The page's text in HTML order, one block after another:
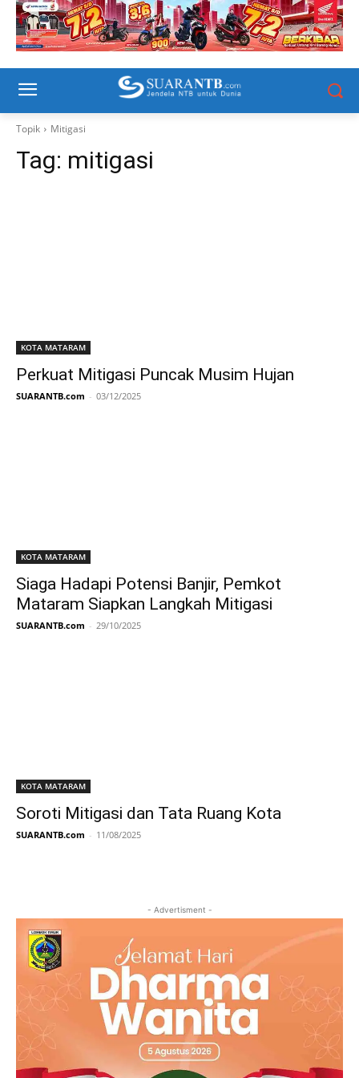
Topik Mitigasi
Tag: mitigasi
KOTA MATARAM
Perkuat Mitigasi Puncak Musim Hujan
SUARANTB.com - 03/12/2025
KOTA MATARAM
Siaga Hadapi Potensi Banjir, Pemkot
Mataram Siapkan Langkah Mitigasi
SUARANTB.com - 29/10/2025
KOTA MATARAM
Soroti Mitigasi dan Tata Ruang Kota
SUARANTB.com - 11/08/2025
- Advertisment -